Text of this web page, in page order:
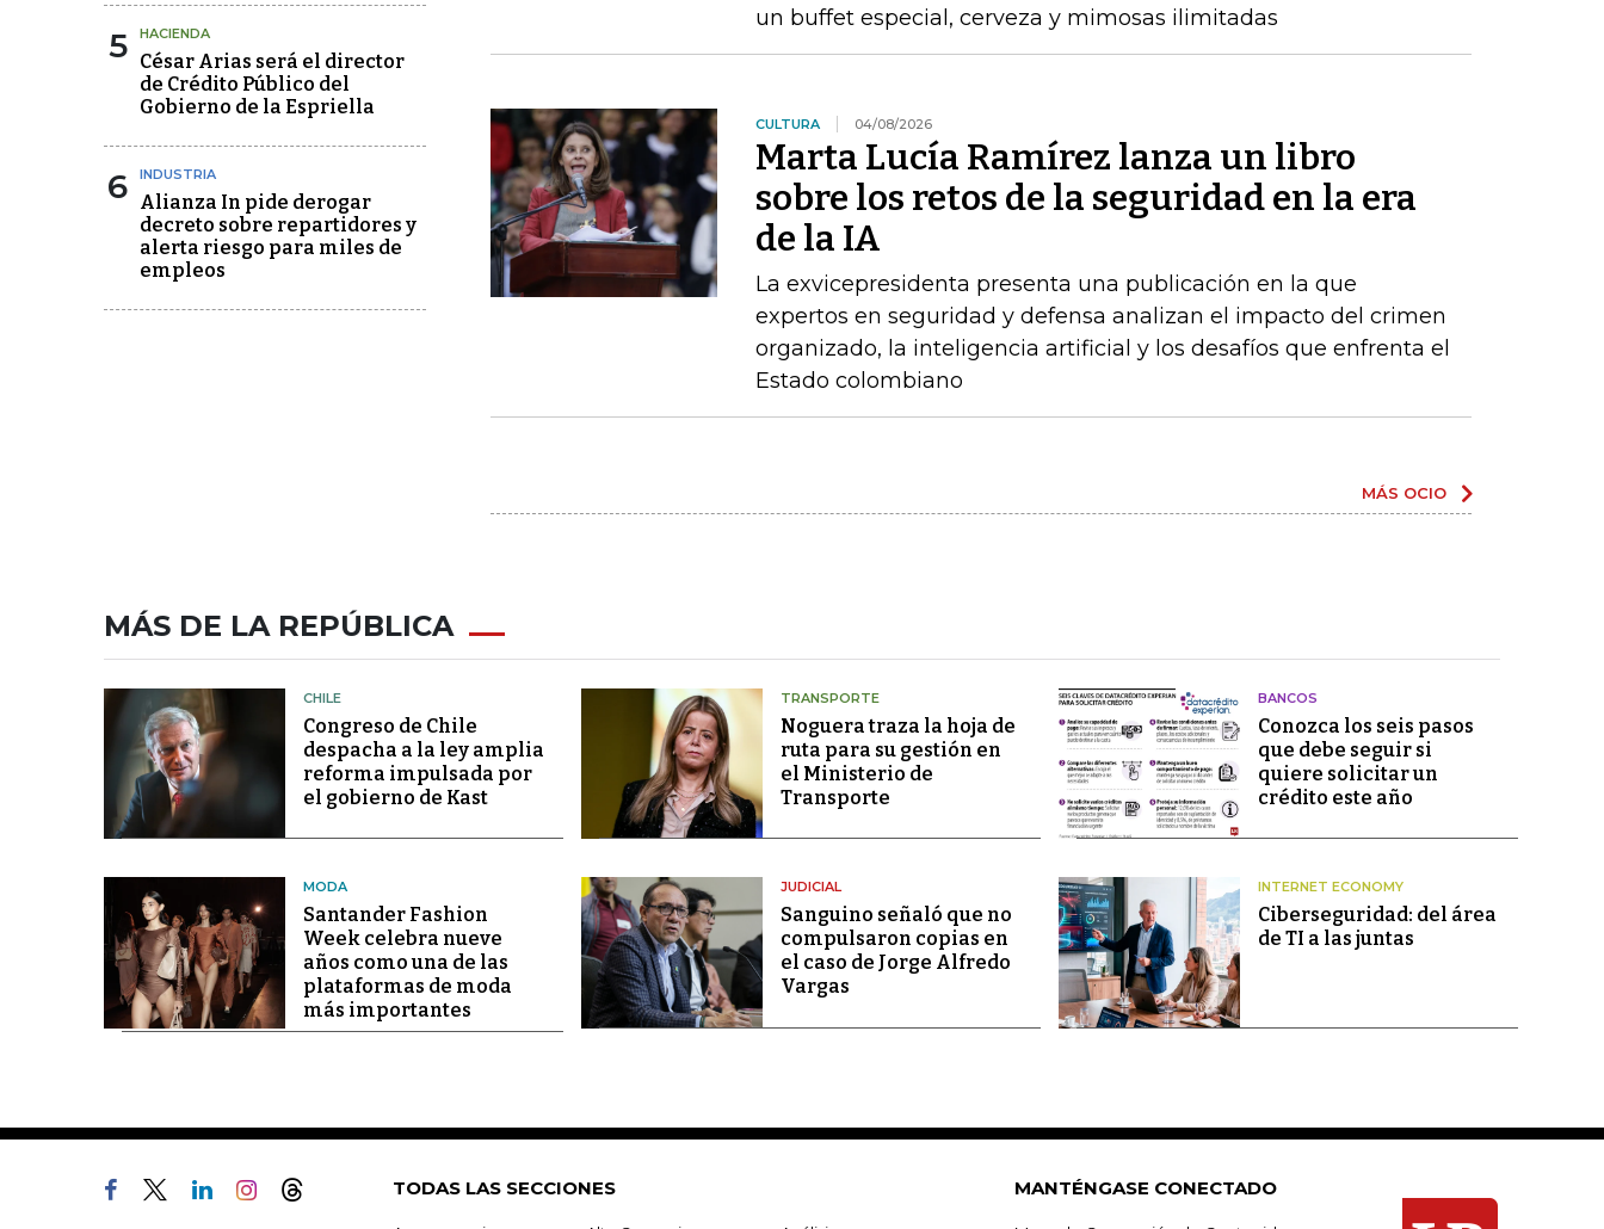
5 HACIENDA
César Arias será el director
de Crédito Público del
Gobierno de la Espriella
6 INDUSTRIA
Alianza In pide derogar
decreto sobre repartidores y
alerta riesgo para miles de
empleos
un buffet especial, cerveza y mimosas ilimitadas
CULTURA 04/08/2026
Marta Lucía Ramírez lanza un libro
sobre los retos de la seguridad en la era
de la IA
La exvicepresidenta presenta una publicación en la que
expertos en seguridad y defensa analizan el impacto del crimen
organizado, la inteligencia artificial y los desafíos que enfrenta el
Estado colombiano
MÁS OCIO
MÁS DE LA REPÚBLICA
CHILE
Congreso de Chile
despacha a la ley amplia
reforma impulsada por
el gobierno de Kast
TRANSPORTE
Noguera traza la hoja de
ruta para su gestión en
el Ministerio de
Transporte
BANCOS
Conozca los seis pasos
que debe seguir si
quiere solicitar un
crédito este año
MODA
Santander Fashion
Week celebra nueve
años como una de las
plataformas de moda
más importantes
JUDICIAL
Sanguino señaló que no
compulsaron copias en
el caso de Jorge Alfredo
Vargas
INTERNET ECONOMY
Ciberseguridad: del área
de TI a las juntas
TODAS LAS SECCIONES MANTÉNGASE CONECTADO